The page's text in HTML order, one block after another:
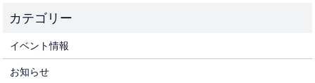
イベント情報
お知らせ